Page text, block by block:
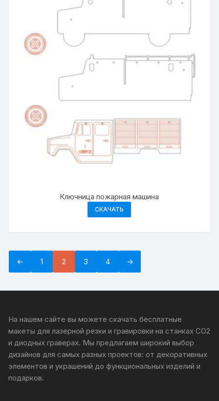
Ключница пожарная машина
СКАЧАТЬ
← 1 2 3 4 →
На нашем сайте вы можете скачать бесплатные
макеты для лазерной резки и гравировки на станках CO2
и диодных граверах. Мы предлагаем широкий выбор
дизайнов для самых разных проектов: от декоративных
элементов и украшений до функциональных изделий и
подарков.